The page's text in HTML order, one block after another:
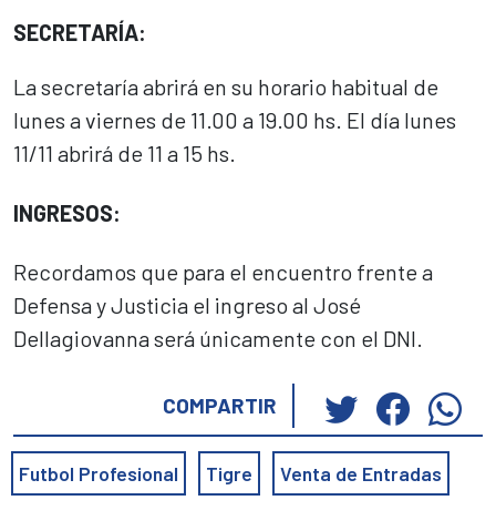
SECRETARÍA:
La secretaría abrirá en su horario habitual de
lunes a viernes de 11.00 a 19.00 hs. El día lunes
11/11 abrirá de 11 a 15 hs.
INGRESOS:
Recordamos que para el encuentro frente a
Defensa y Justicia el ingreso al José
Dellagiovanna será únicamente con el DNI.
COMPARTIR
Haz
clic
para
compartir
Haz
clic
para
Futbol Profesional Tigre Venta de Entradas